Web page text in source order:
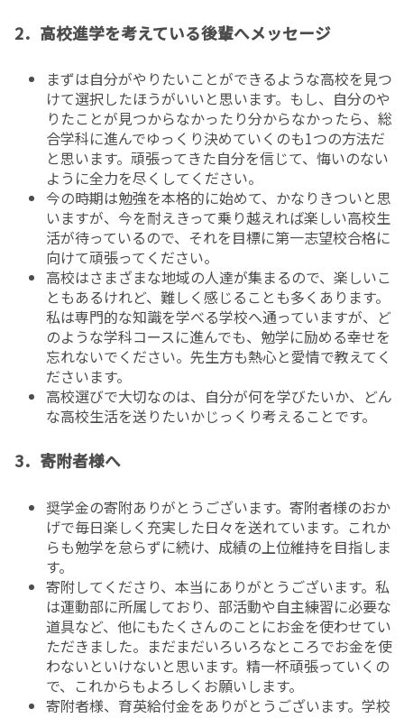
2．高校進学を考えている後輩へメッセージ
まずは自分がやりたいことができるような高校を見つ
けて選択したほうがいいと思います。もし、自分のや
りたことが見つからなかったり分からなかったら、総
合学科に進んでゆっくり決めていくのも1つの方法だ
と思います。頑張ってきた自分を信じて、悔いのない
ように全力を尽くしてください。
今の時期は勉強を本格的に始めて、かなりきついと思
いますが、今を耐えきって乗り越えれば楽しい高校生
活が待っているので、それを目標に第一志望校合格に
向けて頑張ってください。
高校はさまざまな地域の人達が集まるので、楽しいこ
ともあるけれど、難しく感じることも多くあります。
私は専門的な知識を学べる学校へ通っていますが、ど
のような学科コースに進んでも、勉学に励める幸せを
忘れないでください。先生方も熱心と愛情で教えてく
ださいます。
高校選びで大切なのは、自分が何を学びたいか、どん
な高校生活を送りたいかじっくり考えることです。
3．寄附者様へ
奨学金の寄附ありがとうございます。寄附者様のおか
げで毎日楽しく充実した日々を送れています。これか
らも勉学を怠らずに続け、成績の上位維持を目指しま
す。
寄附してくださり、本当にありがとうございます。私
は運動部に所属しており、部活動や自主練習に必要な
道具など、他にもたくさんのことにお金を使わせてい
ただきました。まだまだいろいろなところでお金を使
わないといけないと思います。精一杯頑張っていくの
で、これからもよろしくお願いします。
寄附者様、育英給付金をありがとうございます。学校